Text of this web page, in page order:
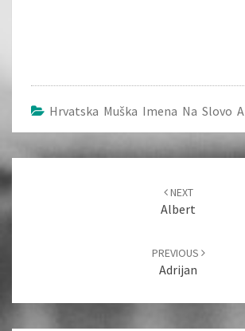
Hrvatska Muška Imena Na Slovo A
Post
navigation
NEXT
Albert
PREVIOUS
Adrijan